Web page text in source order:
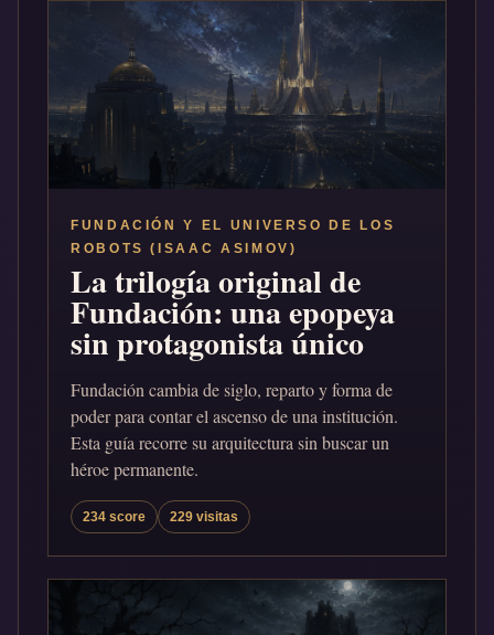
FUNDACIÓN Y EL UNIVERSO DE LOS
ROBOTS (ISAAC ASIMOV)
La trilogía original de
Fundación: una epopeya
sin protagonista único
Fundación cambia de siglo, reparto y forma de
poder para contar el ascenso de una institución.
Esta guía recorre su arquitectura sin buscar un
héroe permanente.
234 score 229 visitas